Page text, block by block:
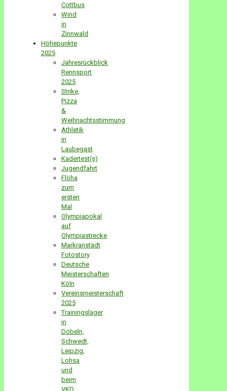
Cottbus
Wind
in
Zinnwald
Höhepunkte
2025
Jahresrückblick
Rennsport
2025
Strike,
Pizza
&
Weihnachtsstimmung
Athletik
in
Laubegast
Kadertest(s)
Jugendfahrt
Flöha
zum
ersten
Mal
Olympiapokal
auf
Olympiastrecke
Markranstädt
Fotostory
Deutsche
Meisterschaften
Köln
Vereinsmeisterschaft
2025
Trainingslager
in
Döbeln,
Schwedt,
Leipzig,
Lohsa
und
beim
VKD